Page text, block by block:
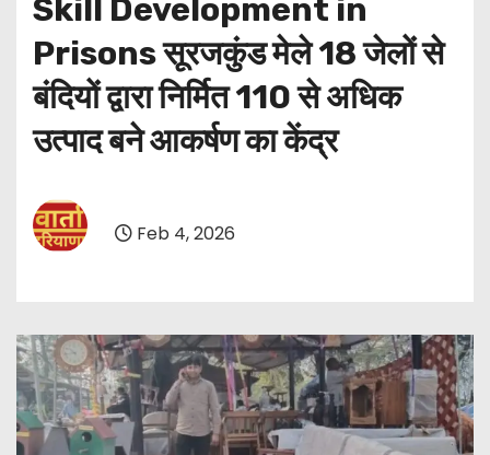
Skill Development in
Prisons सूरजकुंड मेले 18 जेलों से
बंदियों द्वारा निर्मित 110 से अधिक
उत्पाद बने आकर्षण का केंद्र
Feb 4, 2026